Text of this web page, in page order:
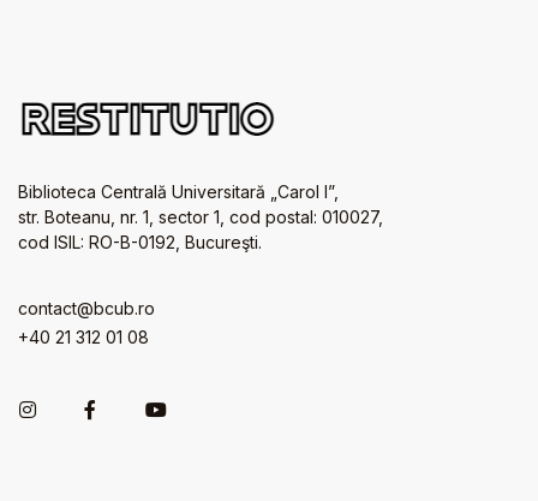
Biblioteca Centrală Universitară „Carol I”,
str. Boteanu, nr. 1, sector 1, cod postal: 010027,
cod ISIL: RO-B-0192, Bucureşti.
contact@bcub.ro
+40 21 312 01 08